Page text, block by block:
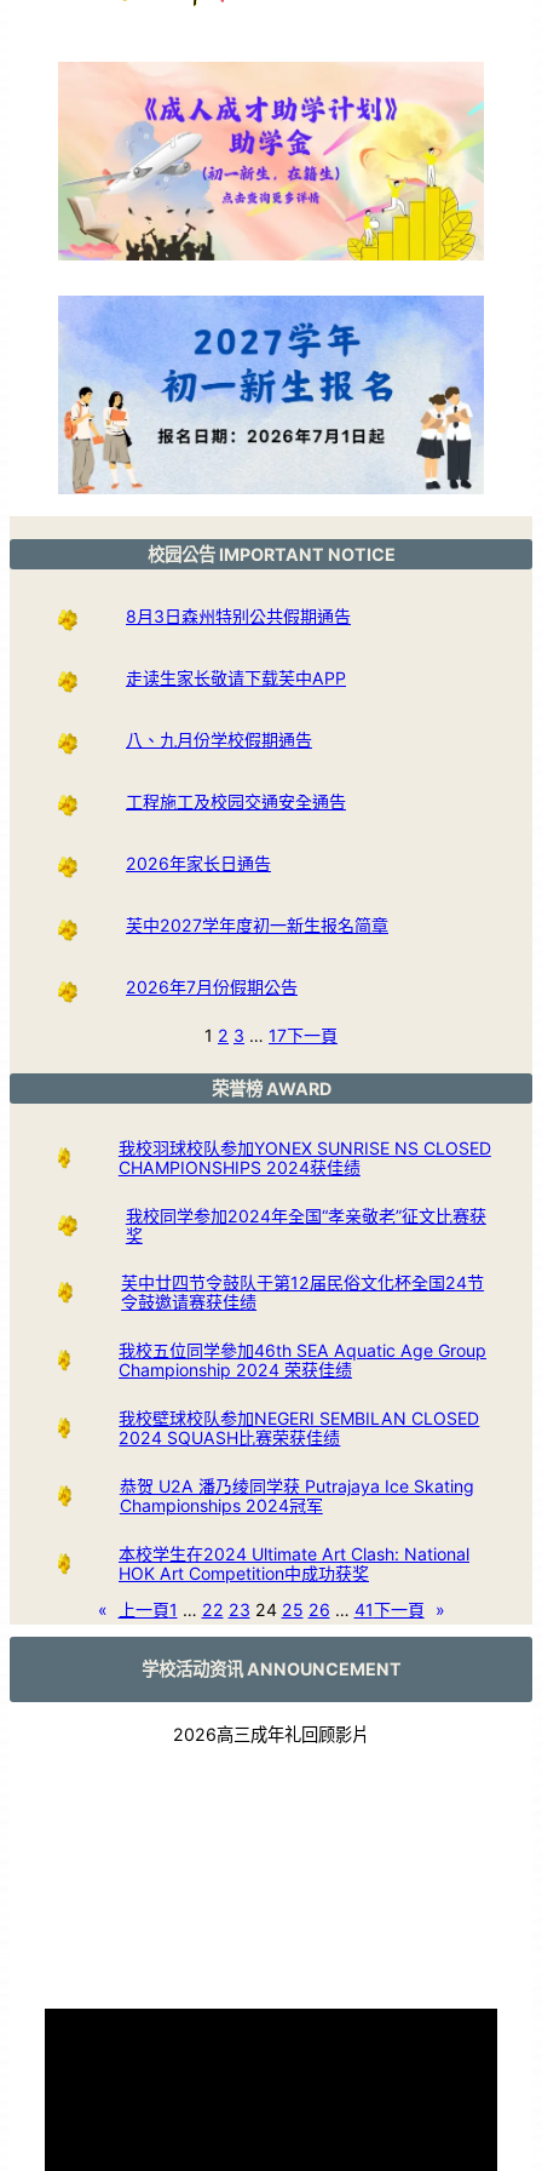
校园公告 IMPORTANT NOTICE
8月3日森州特别公共假期通告
走读生家长敬请下载芙中APP
八、九月份学校假期通告
工程施工及校园交通安全通告
2026年家长日通告
芙中2027学年度初一新生报名简章
2026年7月份假期公告
1 2 3 … 17下一頁
荣誉榜 AWARD
我校羽球校队参加YONEX SUNRISE NS CLOSED
CHAMPIONSHIPS 2024获佳绩
我校同学参加2024年全国“孝亲敬老”征文比赛获
奖
芙中廿四节令鼓队于第12届民俗文化杯全国24节
令鼓邀请赛获佳绩
我校五位同学參加46th SEA Aquatic Age Group
Championship 2024 荣获佳绩
我校壁球校队参加NEGERI SEMBILAN CLOSED
2024 SQUASH比赛荣获佳绩
恭贺 U2A 潘乃绫同学获 Putrajaya Ice Skating
Championships 2024冠军
本校学生在2024 Ultimate Art Clash: National
HOK Art Competition中成功获奖
«
上一頁1 … 22 23 24 25 26 … 41下一頁 »
学校活动资讯 ANNOUNCEMENT
2026高三成年礼回顾影片